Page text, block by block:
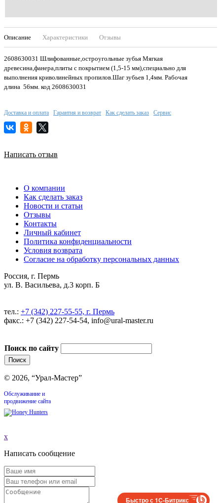
Описание Характеристики Отзывы
2608630031 Шлифованные,остроугольные зубья Мягкая
древесина,фанера,плиты с покрытием (1,5-15 мм),специально для
выполнения криволинейных пропилов.Шаг зубьев 1,4мм. Рабочая
длина 56мм. код 2608630031
Доставка и оплата Гарантия и возврат Как сделать заказ Сервис
Написать отзыв
О компании
Как сделать заказ
Новости и статьи
Отзывы
Контакты
Личный кабинет
Политика конфиденциальности
Условия возврата
Согласие на обработку персональных данных
Россия, г. Пермь
ул. В. Васильева, д.3 корп. Б
тел.: +7 (342) 227-55-55, г. Пермь
факс.: +7 (342) 227-54-54, info@ural-master.ru
Поиск по сайту
© 2026, “Урал-Мастер”
Обслуживание и
продвижение сайта
x
Написать сообщение
Быстро с 1С-Битрикс